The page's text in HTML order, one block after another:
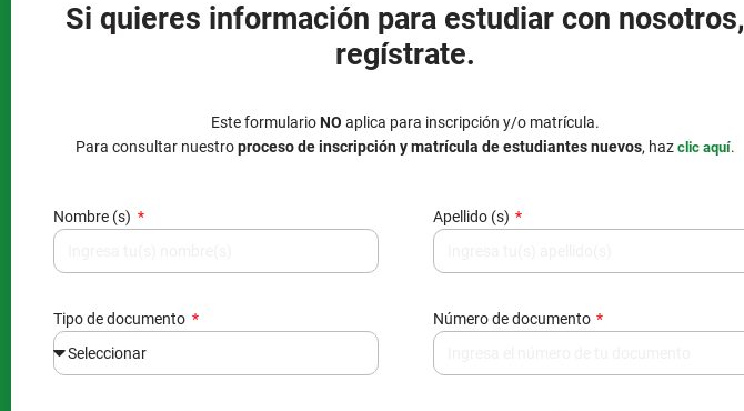
Si quieres información para estudiar con nosotros,
regístrate.
Este formularioNO aplica para inscripción y/o matrícula.
Para consultar nuestroproceso de inscripción y matrícula de estudiantes nuevos, haz clic aquí.
Nombre (s) Apellido (s)
Tipo de documento Número de documento